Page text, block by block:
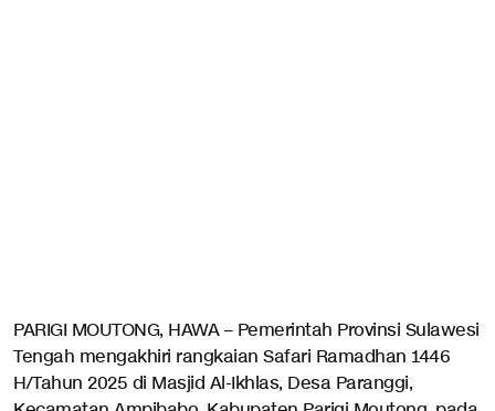
PARIGI MOUTONG, HAWA – Pemerintah Provinsi Sulawesi
Tengah mengakhiri rangkaian Safari Ramadhan 1446
H/Tahun 2025 di Masjid Al-Ikhlas, Desa Paranggi,